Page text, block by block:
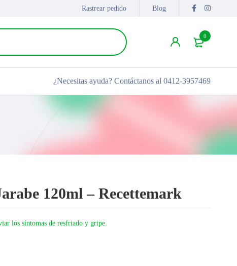
Rastrear pedido Blog
0
¿Necesitas ayuda? Contáctanos al 0412-3957469
120ml – Recettemark
los síntomas de resfriado y gripe.